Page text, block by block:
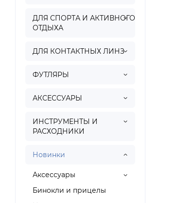
ДЛЯ СПОРТА И АКТИВНОГО
ОТДЫХА
ДЛЯ КОНТАКТНЫХ ЛИНЗ
ФУТЛЯРЫ
АКСЕССУАРЫ
ИНСТРУМЕНТЫ И
РАСХОДНИКИ
Новинки
Аксессуары
Бинокли и прицелы